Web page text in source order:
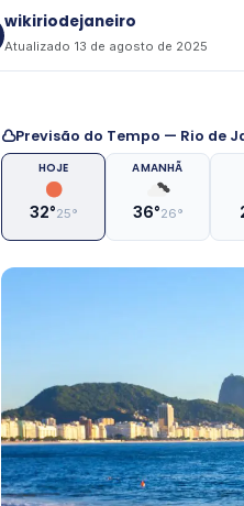
wikiriodejaneiro
Atualizado 13 de agosto de 2025
Previsão do Tempo — Rio de
HOJE
32°25°
AMANHÃ
36°26°